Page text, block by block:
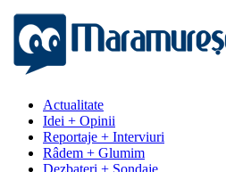
Actualitate
Idei + Opinii
Reportaje + Interviuri
Râdem + Glumim
Dezbateri + Sondaje